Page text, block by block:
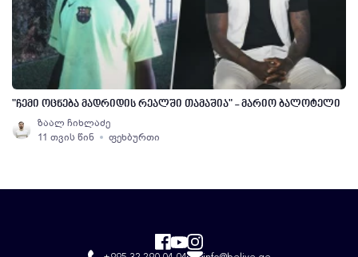
"ჩემი ოცნება მადრიდის რეალში თამაშია" - მარიო ბალოტელი
ზაალ ჩიხლაძე
11 თვის წინ
ფეხბურთი